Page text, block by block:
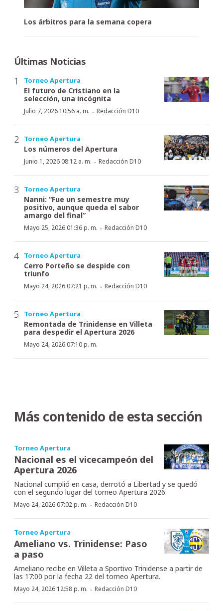
Los árbitros para la semana copera
Últimas Noticias
Torneo Apertura
El futuro de Cristiano en la
selección, una incógnita
Julio 7, 2026 10:56 a. m. · Redacción D10
Torneo Apertura
Los números del Apertura
Junio 1, 2026 08:12 a. m. · Redacción D10
Torneo Apertura
Nanni: “Fue un semestre muy
positivo, aunque queda el sabor
amargo del final”
Mayo 25, 2026 01:36 p. m. · Redacción D10
Torneo Apertura
Cerro Porteño se despide con
triunfo
Mayo 24, 2026 07:21 p. m. · Redacción D10
Torneo Apertura
Remontada de Trinidense en Villeta
para despedir el Apertura 2026
Mayo 24, 2026 07:10 p. m.
Más contenido de esta sección
Torneo Apertura
Nacional es el vicecampeón del
Apertura 2026
Nacional cumplió en casa, derrotó a Libertad y se quedó
con el segundo lugar del torneo Apertura 2026.
Mayo 24, 2026 07:02 p. m. · Redacción D10
Torneo Apertura
Ameliano vs. Trinidense: Paso
a paso
Ameliano recibe en Villeta a Sportivo Trinidense a partir de
las 17:00 por la fecha 22 del torneo Apertura.
Mayo 24, 2026 12:58 p. m. · Redacción D10